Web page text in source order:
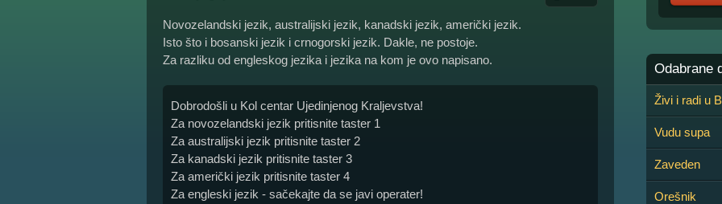
Novozelandski jezik, australijski jezik, kanadski jezik, američki jezik.
Isto što i bosanski jezik i crnogorski jezik. Dakle, ne postoje.
Za razliku od engleskog jezika i jezika na kom je ovo napisano.
Dobrodošli u Kol centar Ujedinjenog Kraljevstva!
Za novozelandski jezik pritisnite taster 1
Za australijski jezik pritisnite taster 2
Za kanadski jezik pritisnite taster 3
Za američki jezik pritisnite taster 4
Za engleski jezik - sačekajte da se javi operater!
Odabrane
Živi i radi u
Vudu supa
Zaveden
Orešnik